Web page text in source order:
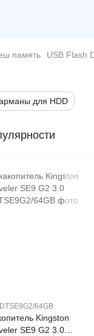
память USB Flash
для HDD
64GB
Kingston
SE9 G2 3.0